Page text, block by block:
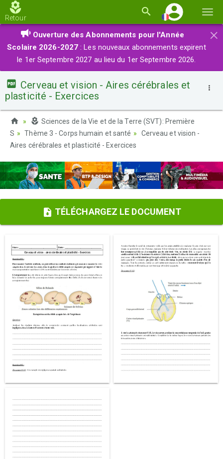
la
Retour
×
Ouverture des Abonnements pour l'Année
Scolaire 2026-2027 : Les nouveaux abonnements expirent
le 1er Septembre 2027 au lieu du 1er Septembre 2026.
Cerveau et vision - Aires cérébrales et
plasticité - Exercices
Sciences de la Vie et de la Terre (SVT): Première
S
Thème 3 - Corps humain et santé
Cerveau et vision -
Aires cérébrales et plasticité - Exercices
TÉLÉCHARGEZ LE DOCUMENT